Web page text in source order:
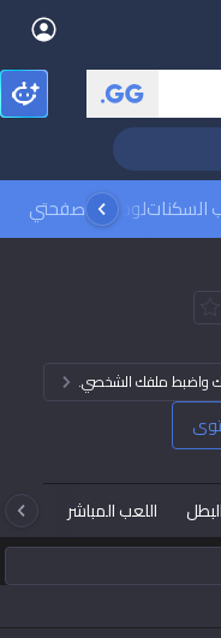
السكناتلوحات الصدارة
صفحتي
واضبط ملفك الشخصي.
اللعب المباشر
Teamfight
Pokémon Champions
PUBG
Marvel
Fortnite